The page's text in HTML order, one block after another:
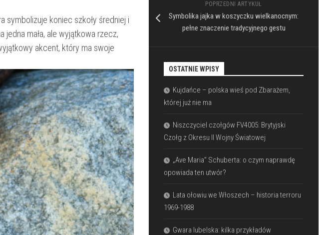
symbolizuje koniec szkoły średniej i
mała, ale wyjątkowa rzecz,‍
akcent, który ma swoje
POPRZEDNI ARTYKUŁ
Symbolika jajka w koszyczku wielkanocnym:
pełne znaczenie tradycyjnego gestu
OSTATNIE WPISY
Kujdańce – polska wieś pod Zbarażem,
której już nie ma
Niszczyciel czołgów FV4005: Brytyjski
Czołg z Okresu II Wojny Światowej
„Ave Maria” Schuberta: o czym naprawdę
opowiada ten utwór?
Lata ołowiu we Włoszech – historia terroru
1969-1988
Gwara lubelska: kilka przykładów